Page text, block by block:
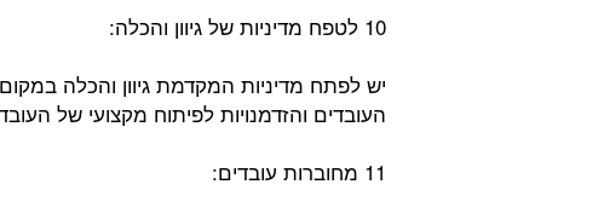
10 לטפח מדיניות של גיוון והכלה:
יש לפתח מדיניות המקדמת גיוון והכלה
העובדים והזדמנויות לפיתוח מקצועי של
11 מחוברות עובדים: